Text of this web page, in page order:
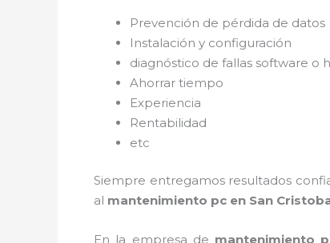
Prevención de pérdida de datos
Instalación y configuración
diagnóstico de fallas software o
Ahorrar tiempo
Experiencia
Rentabilidad
etc
Siempre entregamos resultados
al mantenimiento pc en San
En la empresa de mantenimiento